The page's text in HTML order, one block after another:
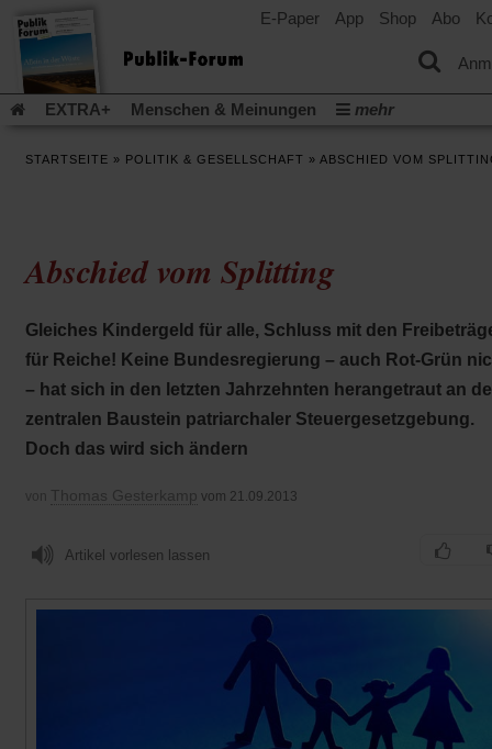
E-Paper App Shop Abo
EXTRA+ Menschen & Meinungen
mehr
Leserinitiative Publik-Forum e.V.
Die Erderwärmung
einem
neuen
Tab)
Gefährlicher Reichtum
einem
neuen
Tab)
Gleichberechtigung
Künstliche Intelligenz(Öffnet
einem
neuen
Was gibt
Krieg und Frieden(Öffnet
einem
neuen
Gott neu denken Krieg in der Ukraine
Flucht und Migration
Video-Podcast »Veranstaltungen«
Podcast »Veranstaltungen«
Schriftgröße ändern:
STARTSEITE » POLITIK & GESELLSCHAFT » ABSCHIED VOM
Abschied vom Splitting
Gleiches Kindergeld für alle, Schluss mit den
für Reiche! Keine Bundesregierung – auch Rot-Grün
– hat sich in den letzten Jahrzehnten herangetraut an
zentralen Baustein patriarchaler Steuergesetzgebung.
Doch das wird sich ändern
von Thomas Gesterkamp vom 21.09.2013
Artikel vorlesen lassen